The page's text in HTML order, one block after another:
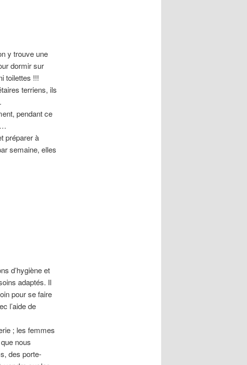
y trouve une
dormir sur
toilettes !!!
terriens, ils
pendant ce
préparer à
semaine, elles
d’hygiène et
adaptés. Il
pour se faire
l’aide de
; les femmes
nous
des porte-